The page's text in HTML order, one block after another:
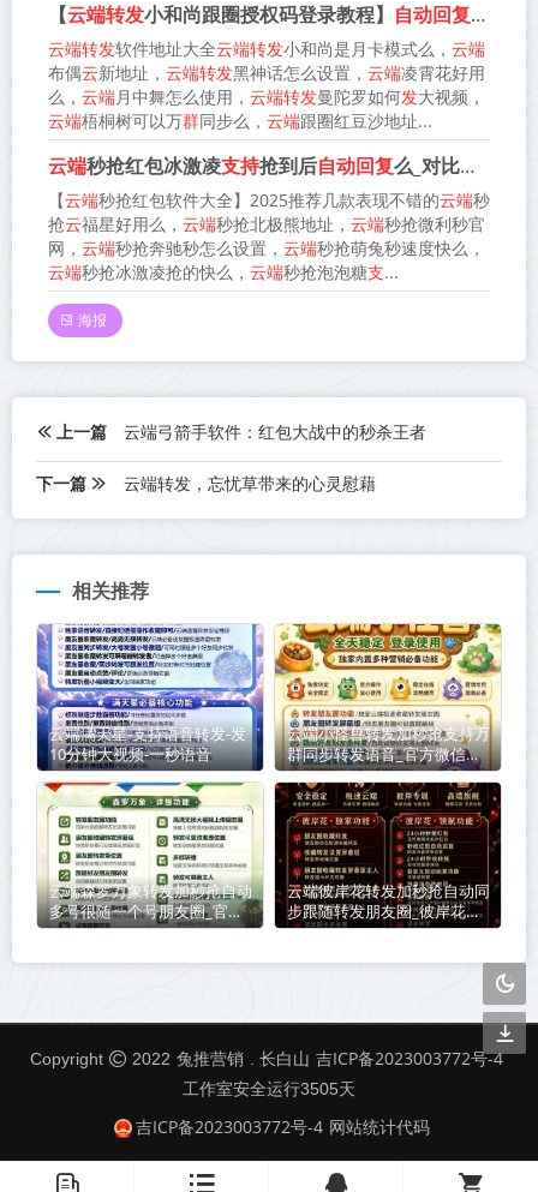
【云端转发小和尚跟圈授权码登录教程】 自动回复关键词
云端转发软件地址大全云端转发小和尚是月卡模式么， 云端
布偶云新地址， 云端转发黑神话怎么设置， 云端凌霄花好用
么， 云端月中舞怎么使用， 云端转发曼陀罗如何发大视频，
云端梧桐树可以万群同步么， 云端跟圈红豆沙地址...
云端秒抢红包冰激凌支持抢到后自动回复么_对比云端
【云端秒抢红包软件大全】2025推荐几款表现不错的云端秒
抢云福星好用么， 云端秒抢北极熊地址， 云端秒抢微利秒官
网， 云端秒抢奔驰秒怎么设置， 云端秒抢萌兔秒速度快么，
云端秒抢冰激凌抢的快么， 云端秒抢泡泡糖支...
海报
上一篇 云端弓箭手软件：红包大战中的秒杀王者
下一篇 云端转发，忘忧草带来的心灵慰藉
相关推荐
云端满天星-支持语音转发-发
10分钟大视频-一秒语音
云端小怪兽转发加秒抢支持万
群同步转发语音_官方微信一
键转发
云端森罗万象转发加秒抢自动
多号很随一个号朋友圈_官方
微信一键转发
云端彼岸花转发加秒抢自动同
步跟随转发朋友圈_彼岸花转
发加秒抢官方微信一键转发
Copyright 2022 兔推营销 . 长白山 吉ICP备2023003772号-4
工作室安全运行3505天
吉ICP备2023003772号-4 网站统计代码
󦤹 󦏉 󦗙 󦐹